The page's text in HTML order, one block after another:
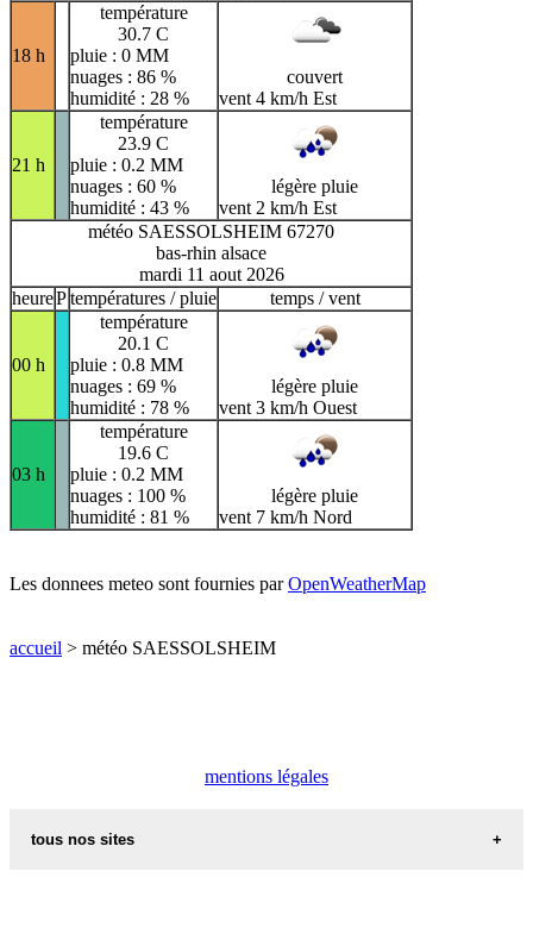
18 h
température
30.7 C
pluie : 0 MM
nuages : 86 %
humidité : 28 %
couvert
vent 4 km/h Est
21 h
température
23.9 C
pluie : 0.2 MM
nuages : 60 %
humidité : 43 %
légère pluie
vent 2 km/h Est
météo SAESSOLSHEIM 67270
bas-rhin alsace
mardi 11 aout 2026
heurePtempératures / pluie temps / vent
00 h
température
20.1 C
pluie : 0.8 MM
nuages : 69 %
humidité : 78 %
légère pluie
vent 3 km/h Ouest
03 h
température
19.6 C
pluie : 0.2 MM
nuages : 100 %
humidité : 81 %
légère pluie
vent 7 km/h Nord
Les donnees meteo sont fournies parOpenWeatherMap
accueil > météo SAESSOLSHEIM
mentions légales
tous nos sites